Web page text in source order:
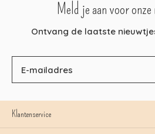
Meld je aan voor
Ontvang de laatste
Klantenservice